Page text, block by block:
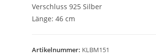
Verschluss 925 Silber
Länge: 46 cm
Artikelnummer: KLBM151